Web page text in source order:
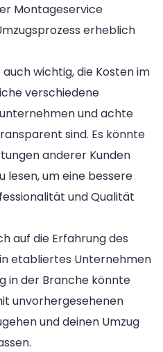
Montageservice
erheblich
wichtig, die Kosten im
verschiedene
und achte
sind. Es könnte
anderer Kunden
lesen, um eine bessere
und Qualität
auf die Erfahrung des
etabliertes Unternehmen
in der Branche könnte
unvorhergesehenen
und deinen Umzug